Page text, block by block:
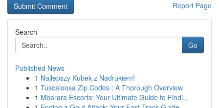
Report Page
Search
Go
Published News
1 Najlepszy Kubek z Nadrukiem!
1 Tuscaloosa Zip Codes : A Thorough Overview
1 Mbarara Escorts: Your Ultimate Guide to Findi...